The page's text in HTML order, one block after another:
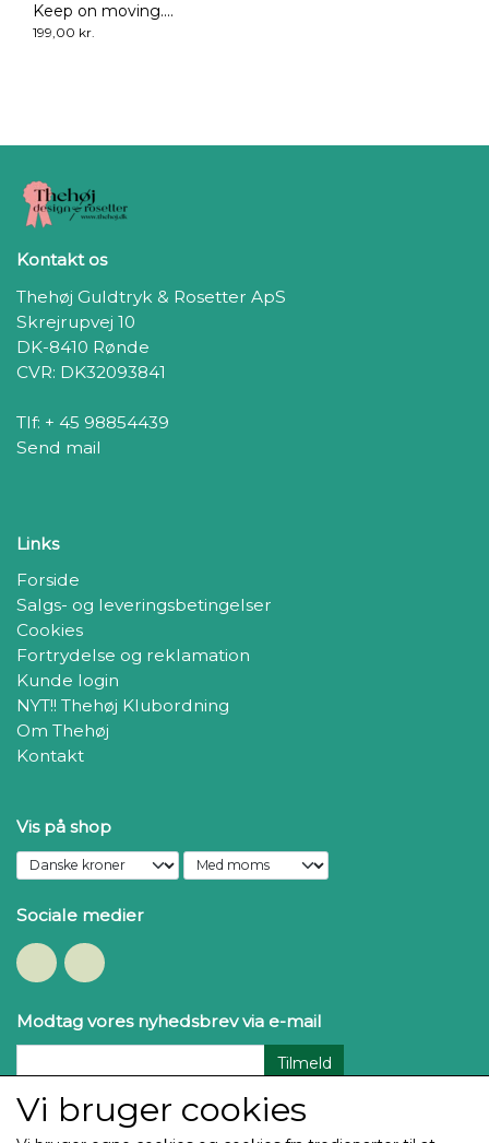
Keep on moving....
199,00 kr.
Kontakt os
Thehøj Guldtryk & Rosetter ApS
Skrejrupvej 10
DK-8410 Rønde
CVR: DK32093841
Tlf: + 45 98854439
Send mail
Links
Forside
Salgs- og leveringsbetingelser
Cookies
Fortrydelse og reklamation
Kunde login
NYT!! Thehøj Klubordning
Om Thehøj
Kontakt
Vis på shop
Sociale medier
Modtag vores nyhedsbrev via e-mail
Tilmeld
Vi bruger cookies